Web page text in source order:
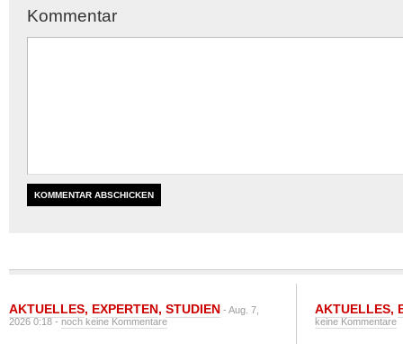
Kommentar
AKTUELLES, EXPERTEN, STUDIEN - Aug. 7,
2026 0:18 -noch keine Kommentare
AKTUELLES,
keine Kommentare